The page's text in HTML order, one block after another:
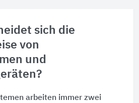
sich die
von
und
arbeiten immer zwei